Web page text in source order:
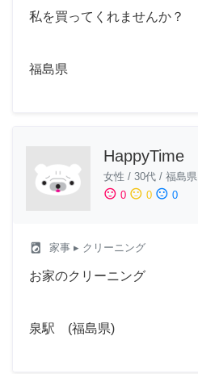
私を買ってくれませんか？
福島県
HappyTime
女性 / 30代 / 福島県
sentiment_satisfied 0 sentiment_neutral 0 sentiment_dissatisfied 0
local_laundry_service 家事 ▸ クリーニング
お家のクリーニング
泉駅 (福島県)